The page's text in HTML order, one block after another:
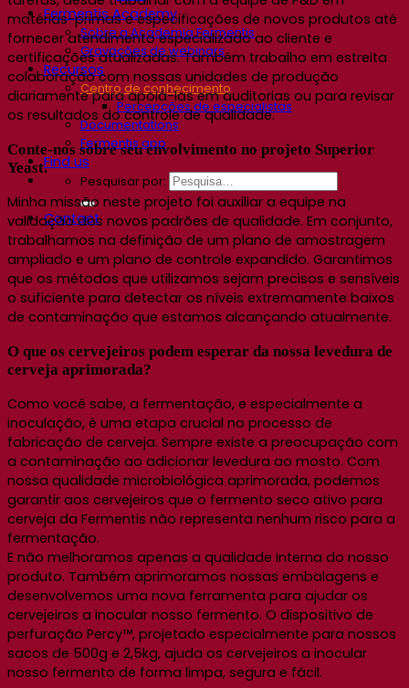
Fermentis Academy
Sobre a Academia Fermentis
Gravações de webinars
Recursos
Centro de conhecimento
Percepções de especialistas
Documentations
Fermentis app
Find us
Pesquisar por:
Contact
matérias-primas e especificações de novos produtos até
fornecer atendimento especializado ao cliente e
certificações atualizadas. Também trabalho em estreita
colaboração com nossas unidades de produção
diariamente para apoiá-las em auditorias ou para revisar
os resultados do controle de qualidade.
Conte-nos sobre seu envolvimento no projeto Superior
Yeast.
Minha missão neste projeto foi auxiliar a equipe na
validação dos novos padrões de qualidade. Em conjunto,
trabalhamos na definição de um plano de amostragem
ampliado e um plano de controle expandido. Garantimos
que os métodos que utilizamos sejam precisos e sensíveis
o suficiente para detectar os níveis extremamente baixos
de contaminação que estamos alcançando atualmente.
O que os cervejeiros podem esperar da nossa levedura de
cerveja aprimorada?
Como você sabe, a fermentação, e especialmente a
inoculação, é uma etapa crucial no processo de
fabricação de cerveja. Sempre existe a preocupação com
a contaminação ao adicionar levedura ao mosto. Com
nossa qualidade microbiológica aprimorada, podemos
garantir aos cervejeiros que o fermento seco ativo para
cerveja da Fermentis não representa nenhum risco para a
fermentação.
E não melhoramos apenas a qualidade interna do nosso
produto. Também aprimoramos nossas embalagens e
desenvolvemos uma nova ferramenta para ajudar os
cervejeiros a inocular nosso fermento. O dispositivo de
perfuração Percy™, projetado especialmente para nossos
sacos de 500g e 2,5kg, ajuda os cervejeiros a inocular
nosso fermento de forma limpa, segura e fácil.